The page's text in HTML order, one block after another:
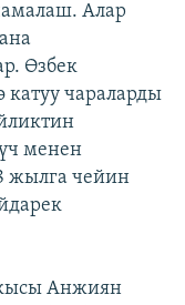
Алар
Өзбек
катуу чараларды
менен
жылга чейин
Анжиян